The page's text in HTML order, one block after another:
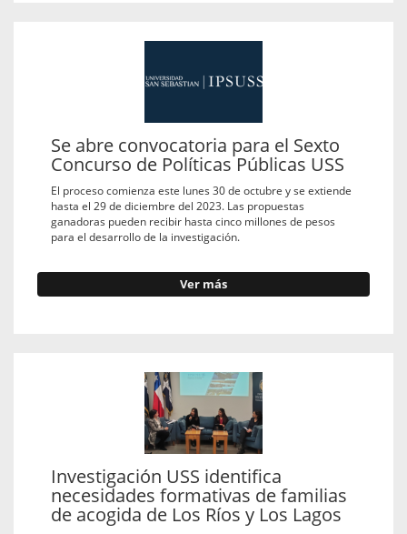
Se abre convocatoria para el Sexto
Concurso de Políticas Públicas USS
El proceso comienza este lunes 30 de octubre y se extiende
hasta el 29 de diciembre del 2023. Las propuestas
ganadoras pueden recibir hasta cinco millones de pesos
para el desarrollo de la investigación.
Ver más
Investigación USS identifica
necesidades formativas de familias
de acogida de Los Ríos y Los Lagos